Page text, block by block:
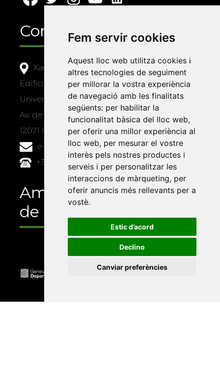
Fem servir cookies
Aquest lloc web utilitza cookies i
altres tecnologies de seguiment
per millorar la vostra experiència
de navegació amb les finalitats
següents: per habilitar la
funcionalitat bàsica del lloc web,
per oferir una millor experiència al
lloc web, per mesurar el vostre
interès pels nostres productes i
serveis i per personalitzar les
interaccions de màrqueting, per
oferir anuncis més rellevants per a
vostè.
Estic d’acord
Declino
Canviar preferències
Contacte
Xarxa Vives d'Universitats
Edifici Àgora
Universitat Jaume I, local 10
Av. de Vicent Sos Baynat, s/n
12071 Castelló de la Plana
e-buc@vives.org
+34 964 72 89 93
Amb el suport
de